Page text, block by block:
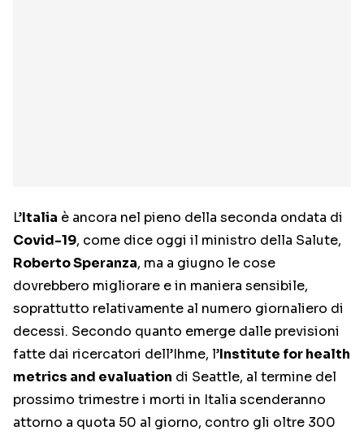
L’Italia è ancora nel pieno della seconda ondata di
Covid-19, come dice oggi il ministro della Salute,
Roberto Speranza, ma a giugno le cose
dovrebbero migliorare e in maniera sensibile,
soprattutto relativamente al numero giornaliero di
decessi. Secondo quanto emerge dalle previsioni
fatte dai ricercatori dell’Ihme, l’Institute for health
metrics and evaluation di Seattle, al termine del
prossimo trimestre i morti in Italia scenderanno
attorno a quota 50 al giorno, contro gli oltre 300